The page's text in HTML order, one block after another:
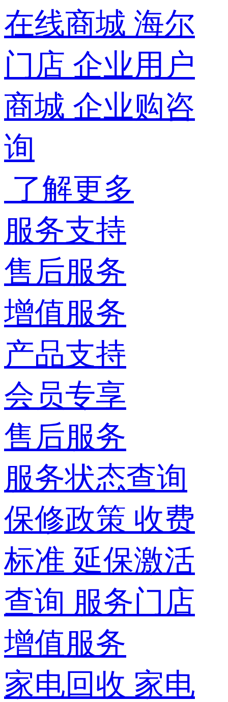
在线商城 海尔
门店 企业用户
商城 企业购咨
询
了解更多
服务支持
售后服务
增值服务
产品支持
会员专享
售后服务
服务状态查询
保修政策 收费
标准 延保激活
查询 服务门店
增值服务
家电回收 家电